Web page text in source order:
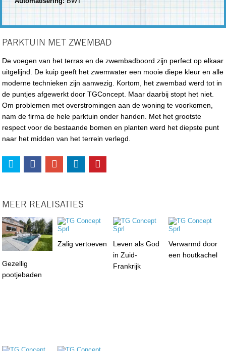
PARKTUIN MET ZWEMBAD
De voegen van het terras en de zwembadboord zijn perfect op elkaar
uitgelijnd. De kuip geeft het zwemwater een mooie diepe kleur en alle
moderne technieken zijn aanwezig. Kortom, het zwembad werd tot in
de puntjes afgewerkt door TGConcept. Maar daarbij stopt het niet.
Om problemen met overstromingen aan de woning te voorkomen,
nam de firma de hele parktuin onder handen. Met het grootste
respect voor de bestaande bomen en planten werd het diepste punt
naar het midden van het terrein verlegd.
MEER REALISATIES
Gezellig
pootjebaden
Zalig vertoeven
Leven als God
in Zuid-
Frankrijk
Verwarmd door
een houtkachel